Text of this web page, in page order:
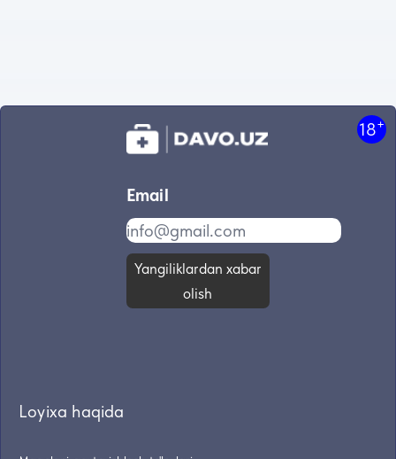
18+
Email
Yangiliklardan xabar
olish
Loyixa haqida